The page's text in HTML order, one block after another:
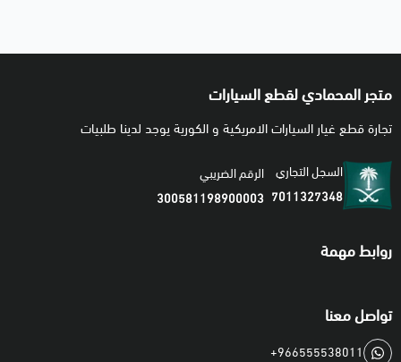
متجر المحمادي لقطع السيارات
تجارة قطع غيار السيارات الامريكية و الكورية يوجد لدينا طلبيات
السجل التجاري
7011327348
الرقم الضريبي
300581198900003
روابط مهمة
تواصل معنا
+966555538011